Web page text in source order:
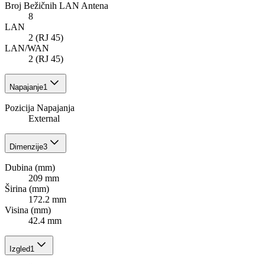
Broj Bežičnih LAN Antena
8
LAN
2 (RJ 45)
LAN/WAN
2 (RJ 45)
Napajanje1
Pozicija Napajanja
External
Dimenzije3
Dubina (mm)
209 mm
Širina (mm)
172.2 mm
Visina (mm)
42.4 mm
Izgled1